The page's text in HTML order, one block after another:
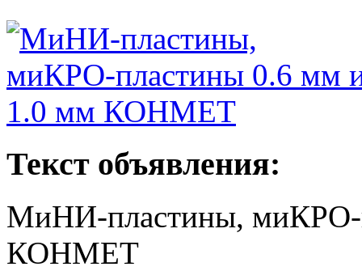
Текст объявления:
МиНИ-пластины, миКРО-
КОНМЕТ